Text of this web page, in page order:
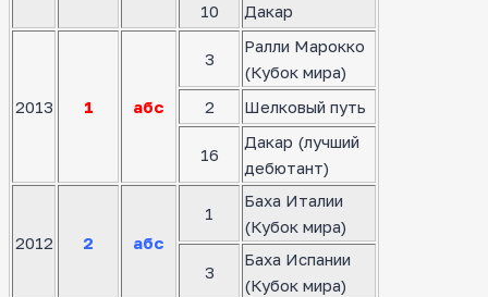
10
Дакар
2013 1 абс
3
Ралли Марокко
(Кубок мира)
2
Шелковый путь
16
Дакар (лучший
дебютант)
2012 2 абс
1
Баха Италии
(Кубок мира)
3
Баха Испании
(Кубок мира)